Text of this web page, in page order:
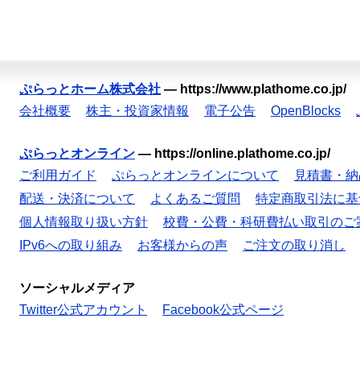
ぷらっとホーム株式会社 — https://www.plathome.co.jp/
会社概要
株主・投資家情報 電子公告 OpenBlocks
ぷらっとオンライン — https://online.plathome.co.jp/
ご利用ガイド
ぷらっとオンラインについて
見積書・
配送・決済について
よくあるご質問
特定商取引法に
個人情報取り扱い方針
校費・公費・科研費払い取引のご
IPv6への取り組み
お客様からの声 ご注文の取り消し
ソーシャルメディア
Twitter公式アカウント
Facebook公式ページ